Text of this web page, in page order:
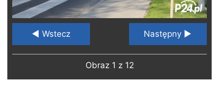
◄ Wstecz Następny ►
Obraz 1 z 12